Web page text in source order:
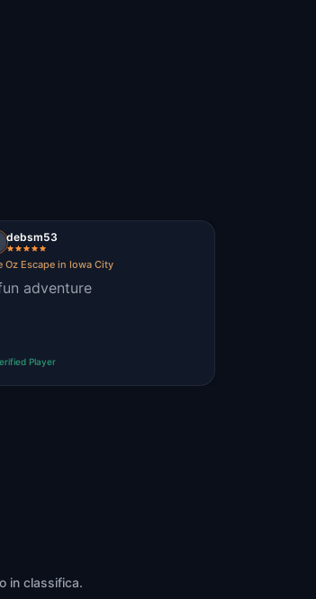
debsm53
Oz Escape in Iowa City
adventure
Player
in classifica.